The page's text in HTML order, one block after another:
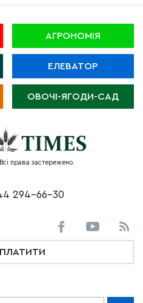
АГРОНОМІЯ
ЕЛЕВАТОР
ОВОЧІ-ЯГОДИ-САД
права застережено.
294-66-30